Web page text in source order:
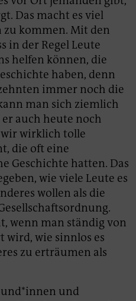
Das macht es viel
kommen. Mit den
in der Regel Leute
helfen können, die
haben, denn
immer noch die
man sich ziemlich
er auch heute noch
wir wirklich tolle
die oft eine
Geschichte hatten. Das
wie viele Leute es
wollen als die
wenn man ständig von
wie sinnlos es
zu erträumen als
und